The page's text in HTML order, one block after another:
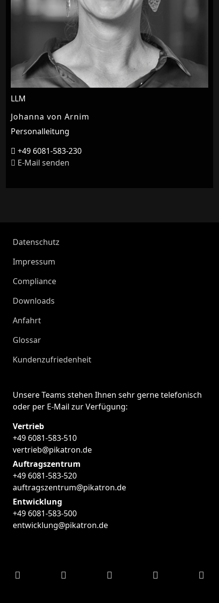
LLM
Johanna von Arnim
Personalleitung
+49 6081-583-230
E-Mail senden
Datenschutz
Impressum
Compliance
Downloads
Anfahrt
Glossar
Kundenzufriedenheit
Unsere Teams stehen Ihnen sehr gerne telefonisch
oder per E-Mail zur Verfügung:
Vertrieb
+49 6081-583-510
vertrieb@pikatron.de
Auftragszentrum
+49 6081-583-520
auftragszentrum@pikatron.de
Entwicklung
+49 6081-583-500
entwicklung@pikatron.de